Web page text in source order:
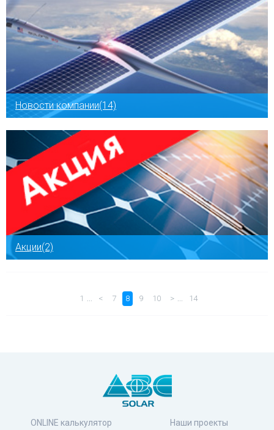
Новости компании(14)
Акции(2)
1 < 7 8 9 10 > 14
ONLINE калькулятор Наши проекты